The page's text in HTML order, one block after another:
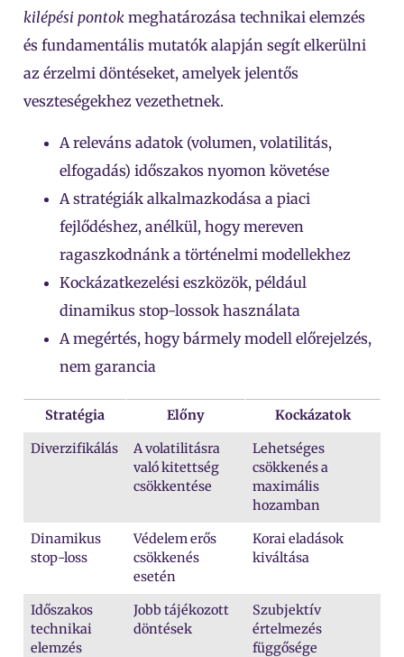
kilépési pontok meghatározása technikai elemzés
és fundamentális mutatók alapján segít elkerülni
az érzelmi döntéseket, amelyek jelentős
veszteségekhez vezethetnek.
A releváns adatok (volumen, volatilitás,
elfogadás) időszakos nyomon követése
A stratégiák alkalmazkodása a piaci
fejlődéshez, anélkül, hogy mereven
ragaszkodnánk a történelmi modellekhez
Kockázatkezelési eszközök, például
dinamikus stop-lossok használata
A megértés, hogy bármely modell előrejelzés,
nem garancia
Stratégia Előny Kockázatok
Diverzifikálás
A volatilitásra
való kitettség
csökkentése
Lehetséges
csökkenés a
maximális
hozamban
Dinamikus
stop-loss
Védelem erős
csökkenés
esetén
Korai eladások
kiváltása
Időszakos
technikai
elemzés
Jobb tájékozott
döntések
Szubjektív
értelmezés
függősége